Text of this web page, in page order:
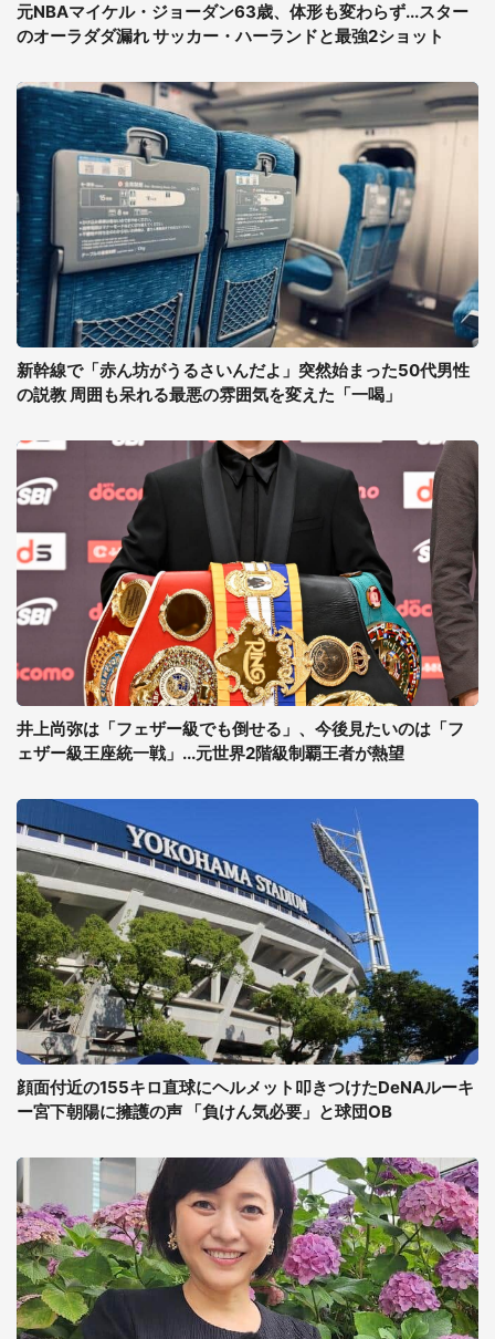
元NBAマイケル・ジョーダン63歳、体形も変わらず...スター
のオーラダダ漏れ サッカー・ハーランドと最強2ショット
新幹線で「赤ん坊がうるさいんだよ」突然始まった50代男性
の説教 周囲も呆れる最悪の雰囲気を変えた「一喝」
井上尚弥は「フェザー級でも倒せる」、今後見たいのは「フ
ェザー級王座統一戦」...元世界2階級制覇王者が熱望
顔面付近の155キロ直球にヘルメット叩きつけたDeNAルーキ
ー宮下朝陽に擁護の声 「負けん気必要」と球団OB